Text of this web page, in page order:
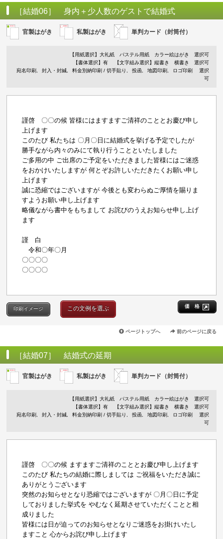
［結婚06］ 身内＋少人数のゲストで結婚式
官製はがき 私製はがき 単判カード（封筒付）
【用紙選択】 大礼紙 パステル用紙 カラー絵はがき
選択可
【書体選択】有
【文字組み選択】縦書き 横書き 選択可
宛名印刷
封入・封緘 料金別納印刷 / 切手貼り 投函 地図印刷 ロゴ印刷
選択
可
謹啓 〇〇の候 皆様にはますますご清祥のこととお慶び申し
上げます
このたび 私たちは 〇月〇日に結婚式を挙げる予定でしたが
勝手ながら内々のみにて執り行うことといたしました
ご多用の中 ご出席のご予定をいただきました皆様にはご迷惑
をおかけいたしますが 何とぞお許しいただきたくお願い申し
上げます
誠に恐縮ではございますが 今後とも変わらぬご厚情を賜りま
すようお願い申し上げます
略儀ながら書中をもちまして お詫びのうえお知らせ申し上げ
ます
謹 白
令和〇年〇月
〇〇〇〇
〇〇〇〇
価 格
印刷イメージ この文例を選ぶ
ページトップへ 前のページに戻る
［結婚07］ 結婚式の延期
官製はがき 私製はがき 単判カード（封筒付）
【用紙選択】 大礼紙 パステル用紙 カラー絵はがき
選択可
【書体選択】有
【文字組み選択】縦書き 横書き 選択可
宛名印刷
封入・封緘 料金別納印刷 / 切手貼り 投函 地図印刷 ロゴ印刷
選択
可
謹啓 〇〇の候 ますますご清祥のこととお慶び申し上げます
このたび 私たちの結婚に際しましては ご祝福をいただき誠に
ありがとうございます
突然のお知らせとなり恐縮ではございますが 〇月〇日に予定
しておりました挙式を やむなく延期させていただくことと相
成りました
皆様には日が迫ってのお知らせとなりご迷惑をお掛けいたし
ますこと 心からお詫び申し上げます